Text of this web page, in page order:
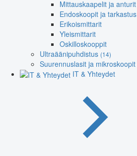
Mittauskaapelit ja anturit
Endoskoopit ja tarkastus
Erikoismittarit
Yleismittarit
Oskilloskooppit
Ultraäänipuhdistus (14)
Suurennuslasit ja mikroskoopit
IT & Yhteydet